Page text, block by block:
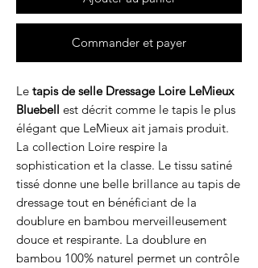
Commander et payer
Le tapis de selle Dressage Loire LeMieux
Bluebell est décrit comme le tapis le plus
élégant que LeMieux ait jamais produit.
La collection Loire respire la
sophistication et la classe. Le tissu satiné
tissé donne une belle brillance au tapis de
dressage tout en bénéficiant de la
doublure en bambou merveilleusement
douce et respirante. La doublure en
bambou 100% naturel permet un contrôle